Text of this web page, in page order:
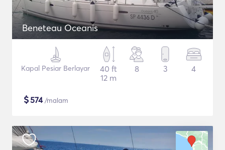
Beneteau Oceanis
Kapal Pesiar Berlayar
40 ft
12 m
8 3 4
$574/malam